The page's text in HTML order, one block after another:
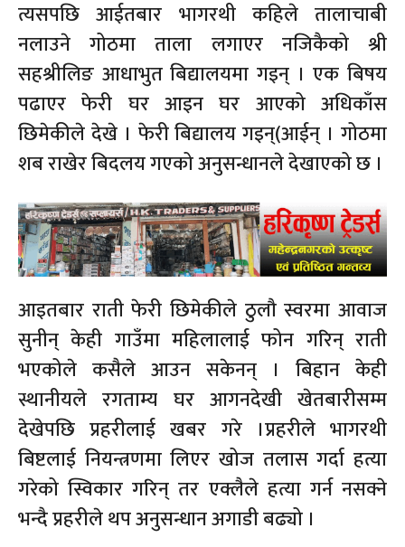
त्यसपछि आईतबार भागरथी कहिले तालाचाबी
नलाउने गोठमा ताला लगाएर नजिकैको श्री
सहश्रीलिङ आधाभुत बिद्यालयमा गइन् । एक बिषय
पढाएर फेरी घर आइन घर आएको अधिकाँस
छिमेकीले देखे । फेरी बिद्यालय गइन्(आईन् । गोठमा
शब राखेर बिदलय गएको अनुसन्धानले देखाएको छ ।
आइतबार राती फेरी छिमेकीले ठुलौ स्वरमा आवाज
सुनीन् केही गाउँमा महिलालाई फोन गरिन् राती
भएकोले कसैले आउन सकेनन् । बिहान केही
स्थानीयले रगताम्य घर आगनदेखी खेतबारीसम्म
देखेपछि प्रहरीलाई खबर गरे ।प्रहरीले भागरथी
बिष्टलाई नियन्त्रणमा लिएर खोज तलास गर्दा हत्या
गरेको स्विकार गरिन् तर एक्लैले हत्या गर्न नसक्ने
भन्दै प्रहरीले थप अनुसन्धान अगाडी बढ्यो ।